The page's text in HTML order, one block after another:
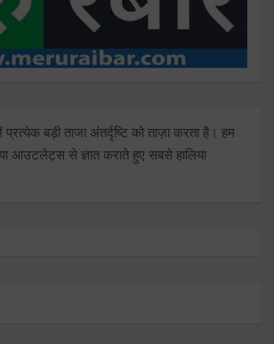
प्रत्येक बड़ी ताजा अंतर्दृष्टि को ताज़ा करता है। हम
आउटलेट्स से ज्ञात कराते हुए सबसे हालिया